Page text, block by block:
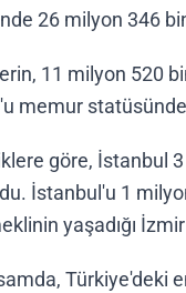
26 milyon 346
11 milyon 520
memur
göre, İstanbul
İstanbul'u 1
yaşadığı
Türkiye'deki